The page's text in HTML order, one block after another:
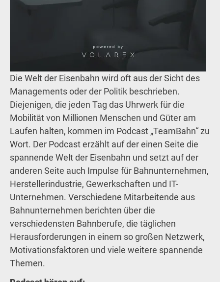
Die Welt der Eisenbahn wird oft aus der Sicht des
Managements oder der Politik beschrieben.
Diejenigen, die jeden Tag das Uhrwerk für die
Mobilität von Millionen Menschen und Güter am
Laufen halten, kommen im Podcast „TeamBahn“ zu
Wort. Der Podcast erzählt auf der einen Seite die
spannende Welt der Eisenbahn und setzt auf der
anderen Seite auch Impulse für Bahnunternehmen,
Herstellerindustrie, Gewerkschaften und IT-
Unternehmen. Verschiedene Mitarbeitende aus
Bahnunternehmen berichten über die
verschiedensten Bahnberufe, die täglichen
Herausforderungen in einem so großen Netzwerk,
Motivationsfaktoren und viele weitere spannende
Themen.